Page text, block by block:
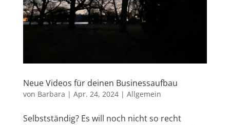
Neue Videos für deinen Businessaufbau
von Barbara | Apr. 24, 2024| Allgemein
Selbstständig? Es will noch nicht so recht